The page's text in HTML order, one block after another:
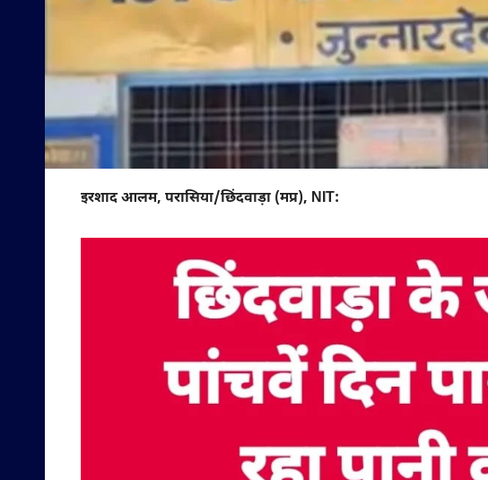
इरशाद आलम, परासिया/छिंदवाड़ा (मप्र), NIT: